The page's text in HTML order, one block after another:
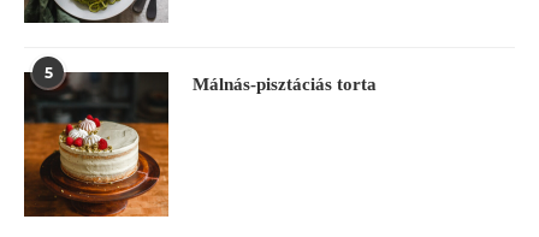
5
Málnás-pisztáciás torta